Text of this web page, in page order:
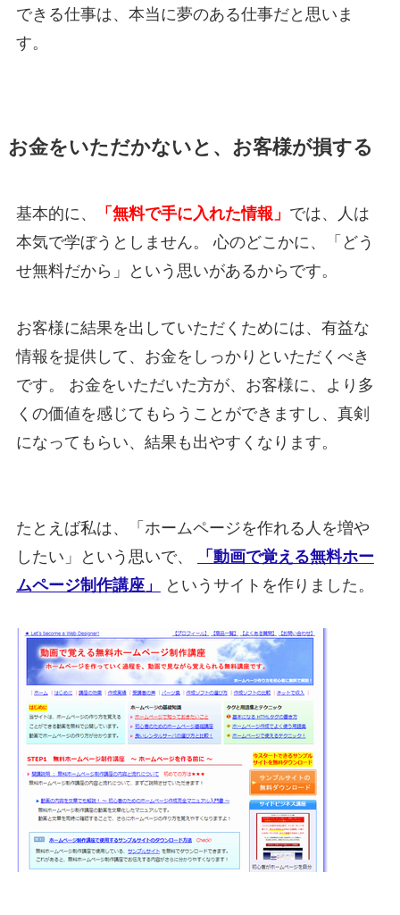
できる仕事は、本当に夢のある仕事だと思いま
す。
お金をいただかないと、お客様が損する
基本的に、 「無料で手に入れた情報」 では、人は
本気で学ぼうとしません。 心のどこかに、「どう
せ無料だから」という思いがあるからです。
お客様に結果を出していただくためには、有益な
情報を提供して、お金をしっかりといただくべき
です。 お金をいただいた方が、お客様に、より多
くの価値を感じてもらうことができますし、真剣
になってもらい、結果も出やすくなります。
たとえば私は、「ホームページを作れる人を増や
したい」という思いで、
「動画で覚える無料ホー
ムページ制作講座」
というサイトを作りました。